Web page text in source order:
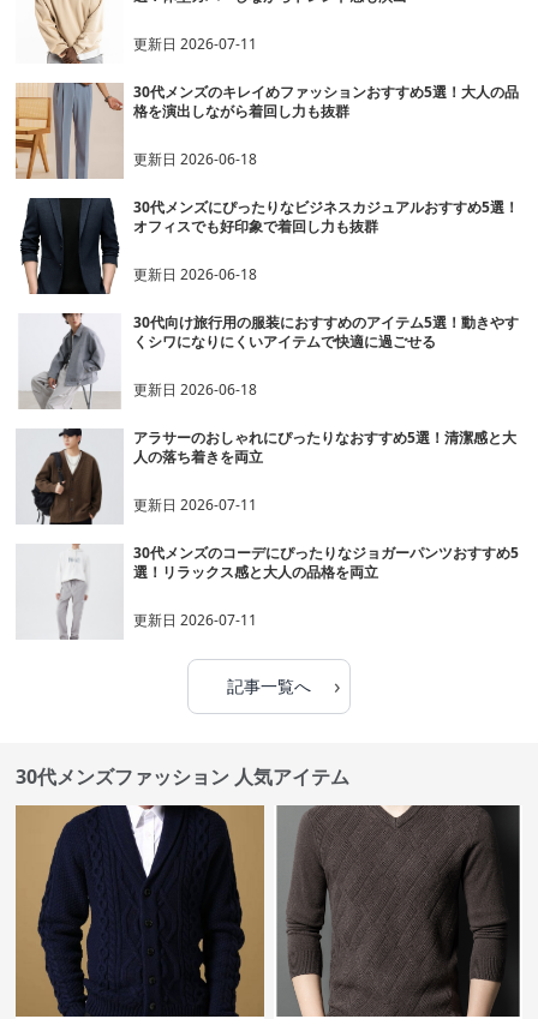
更新日2026-07-11
30代メンズのキレイめファッションおすすめ5選！大人の品
格を演出しながら着回し力も抜群
更新日2026-06-18
30代メンズにぴったりなビジネスカジュアルおすすめ5選！
オフィスでも好印象で着回し力も抜群
更新日2026-06-18
30代向け旅行用の服装におすすめのアイテム5選！動きやす
くシワになりにくいアイテムで快適に過ごせる
更新日2026-06-18
アラサーのおしゃれにぴったりなおすすめ5選！清潔感と大
人の落ち着きを両立
更新日2026-07-11
30代メンズのコーデにぴったりなジョガーパンツおすすめ5
選！リラックス感と大人の品格を両立
更新日2026-07-11
記事一覧へ ›
30代メンズファッション 人気アイテム